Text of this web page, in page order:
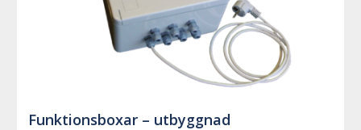
Funktionsboxar – utbyggnad